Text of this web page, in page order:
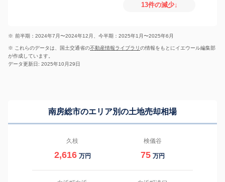
13件の減少↓
※ 前半期：2024年7月〜2024年12月、今半期：2025年1月〜2025年6月
※ これらのデータは、国土交通省の不動産情報ライブラリの情報をもとにイエウール編集部
が作成しています。
データ更新日: 2025年10月29日
南房総市のエリア別の土地売却相場
久枝
2,616 万円
検儀谷
75 万円